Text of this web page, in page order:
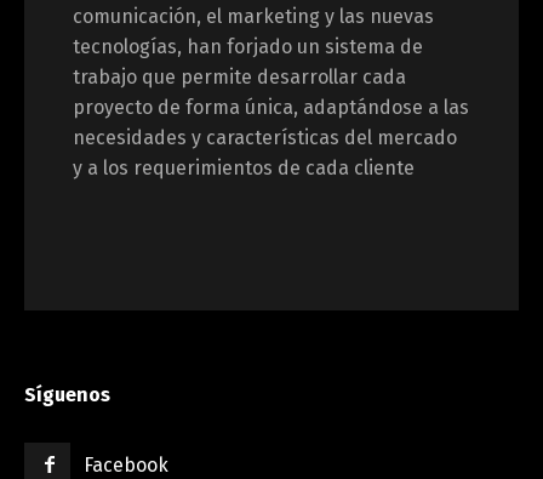
comunicación, el marketing y las nuevas
tecnologías, han forjado un sistema de
trabajo que permite desarrollar cada
proyecto de forma única, adaptándose a las
necesidades y características del mercado
y a los requerimientos de cada cliente
Síguenos
Facebook